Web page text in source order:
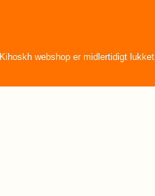
Kihoskh webshop er midlertidigt lukket